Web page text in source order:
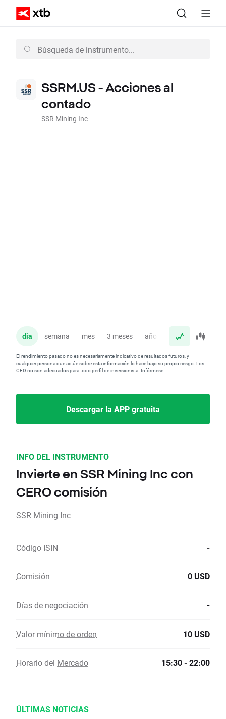
SSRM.US - Acciones al
contado
SSR Mining Inc
dia semana mes 3 meses año
El rendimiento pasado no es necesariamente indicativo de resultados futuros, y
cualquier persona que actúe sobre esta información lo hace bajo su propio riesgo. Los
CFD no son adecuados para todo perfil de inversionista. Infórmese.
Descargar la APP gratuita
INFO DEL INSTRUMENTO
Invierte en SSR Mining Inc con
CERO comisión
SSR Mining Inc
Código ISIN -
Comisión 0 USD
Días de negociación -
Valor mínimo de orden 10 USD
Horario del Mercado 15:30 - 22:00
ÚLTIMAS NOTICIAS